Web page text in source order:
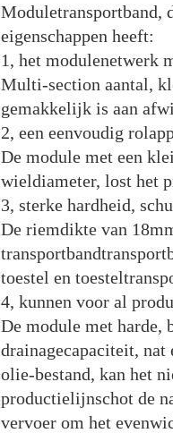
Moduletransportband,
eigenschappen heeft:
1, het modulenetwerk
Multi-section aantal,
gemakkelijk is aan
2, een eenvoudig
De module met een
wieldiameter, lost het
3, sterke hardheid,
De riemdikte van
toestel en
4, kunnen voor al
De module met harde,
drainagecapaciteit,
olie-bestand, kan het
productielijnschot de
vervoer om het